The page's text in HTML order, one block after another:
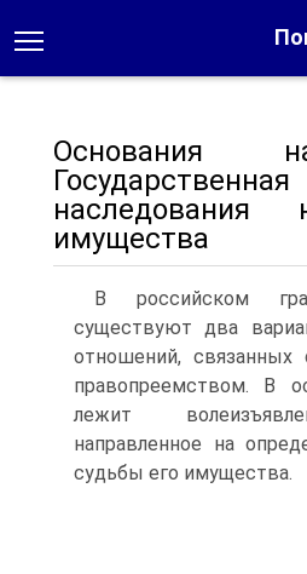
Основания
наследования
имущества
В российском
существуют два
отношений, связанных
правопреемством. В
лежит
направленное на
судьбы его имущества.